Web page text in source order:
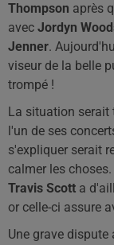
Thompson après
avec Jordyn
Jenner.
viseur de la belle
trompé !
La situation serait
l'un de ses
s'expliquer serait
calmer les
Travis Scott a
or celle-ci assure
Une grave dispute